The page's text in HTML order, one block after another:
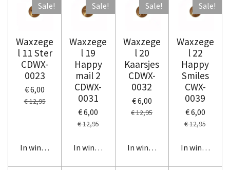
Sale!
Waxzege
l 11 Ster
CDWX-
0023
€ 6,00
€ 12,95
In winkelwagen
Sale!
Waxzege
l 19
Happy
mail 2
CDWX-
0031
€ 6,00
€ 12,95
In winkelwagen
Sale!
Waxzege
l 20
Kaarsjes
CDWX-
0032
€ 6,00
€ 12,95
In winkelwagen
Sale!
Waxzege
l 22
Happy
Smiles
CWX-
0039
€ 6,00
€ 12,95
In